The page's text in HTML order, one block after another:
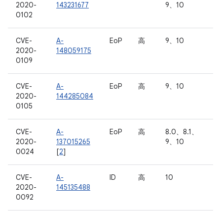
2020-
0102
143231677
9、10
CVE-
2020-
0109
A-
148059175
EoP 高 9、10
CVE-
2020-
0105
A-
144285084
EoP 高 9、10
CVE-
2020-
0024
A-
137015265
[2]
EoP 高
8.0、8.1、
9、10
CVE-
2020-
0092
A-
145135488
ID 高 10